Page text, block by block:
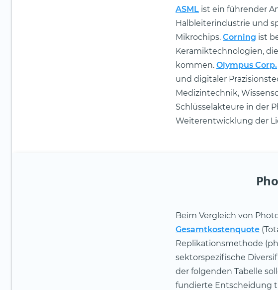
ASML ist ein führender
Halbleiterindustrie und
Mikrochips. Corning ist
Keramiktechnologien,
kommen. Olympus Corp.
und digitaler
Medizintechnik,
Schlüsselakteure in der
Weiterentwicklung der
Beim Vergleich von
Gesamtkostenquote
Replikationsmethode
sektorspezifische
der folgenden Tabelle
fundierte Entscheidung